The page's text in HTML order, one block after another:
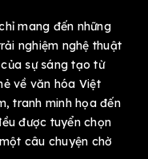
mang đến những
nghiệm nghệ thuật
sự sáng tạo từ
về văn hóa Việt
tranh minh họa đến
được tuyển chọn
câu chuyện chờ